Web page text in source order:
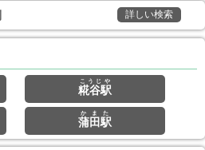
詳しい検索
糀谷駅
こうじや
蒲田駅
かまた